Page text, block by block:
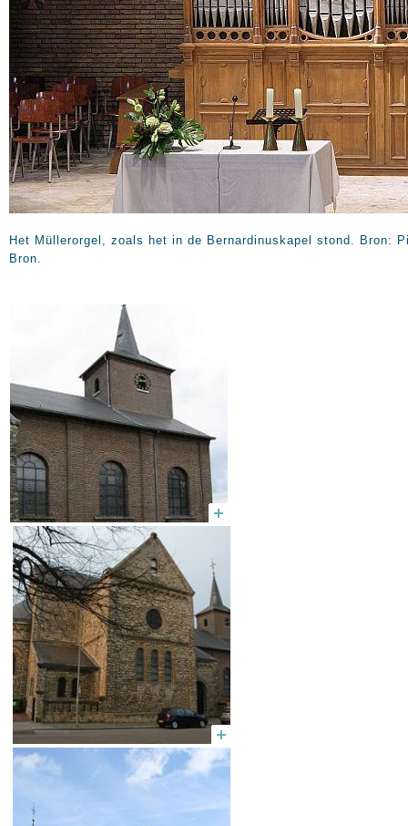
Het Müllerorgel, zoals het in de Bernardinuskapel stond. Bron:
Bron.